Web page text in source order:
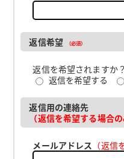
返信希望 （必須）
返信を希望されますか？
返信を希望する
返信用の連絡先
（返信を希望する場合
メールアドレス （返信